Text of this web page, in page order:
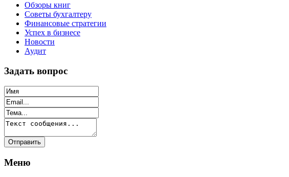
Обзоры книг
Советы бухгалтеру
Финансовые стратегии
Успех в бизнесе
Новости
Аудит
Задать вопрос
Меню